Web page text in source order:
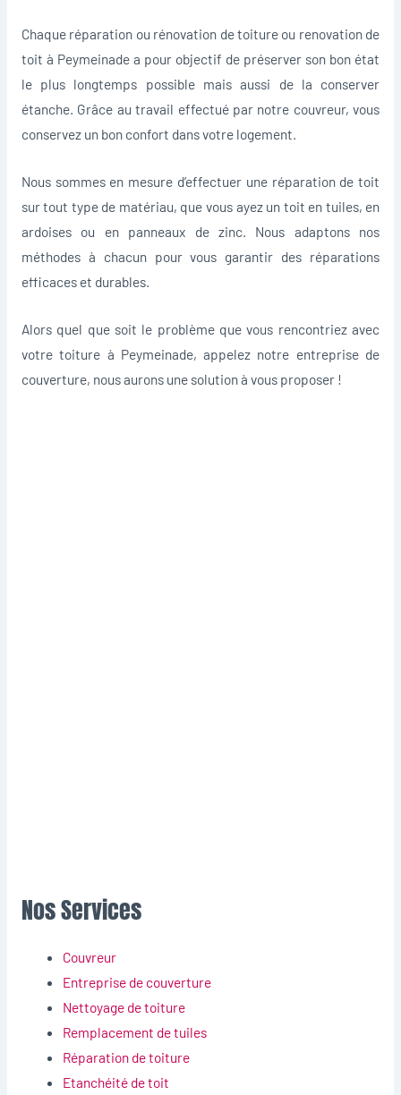
Chaque réparation ou rénovation de toiture ou renovation de
toit à Peymeinade a pour objectif de préserver son bon état
le plus longtemps possible mais aussi de la conserver
étanche. Grâce au travail effectué par notre couvreur, vous
conservez un bon confort dans votre logement.
Nous sommes en mesure d’effectuer une réparation de toit
sur tout type de matériau, que vous ayez un toit en tuiles, en
ardoises ou en panneaux de zinc. Nous adaptons nos
méthodes à chacun pour vous garantir des réparations
efficaces et durables.
Alors quel que soit le problème que vous rencontriez avec
votre toiture à Peymeinade, appelez notre entreprise de
couverture, nous aurons une solution à vous proposer !
Nos Services
Couvreur
Entreprise de couverture
Nettoyage de toiture
Remplacement de tuiles
Réparation de toiture
Etanchéité de toit